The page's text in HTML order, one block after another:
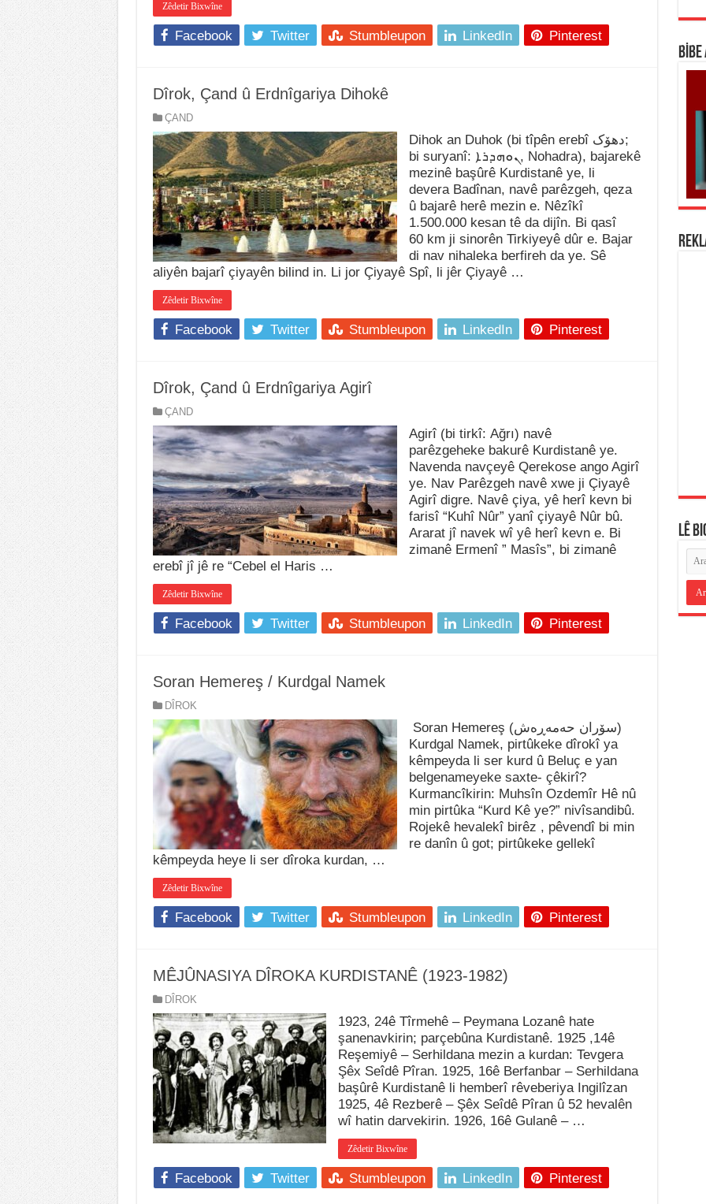
Zêdetir Bixwîne
Facebook Twitter Stumbleupon LinkedIn Pinterest
Dîrok, Çand û Erdnîgariya Dihokê
ÇAND
Dihok an Duhok (bi tîpên erebî دهۆک;
bi suryanî: ܢܘܗܕܪܐ, Nohadra), bajarekê
mezinê başûrê Kurdistanê ye, li
devera Badînan, navê parêzgeh, qeza
û bajarê herê mezin e. Nêzîkî
1.500.000 kesan tê da dijîn. Bi qasî
60 km ji sinorên Tirkiyeyê dûr e. Bajar
di nav nihaleka berfireh da ye. Sê
aliyên bajarî çiyayên bilind in. Li jor Çiyayê Spî, li jêr Çiyayê …
Zêdetir Bixwîne
Facebook Twitter Stumbleupon LinkedIn Pinterest
Dîrok, Çand û Erdnîgariya Agirî
ÇAND
Agirî (bi tirkî: Ağrı) navê
parêzgeheke bakurê Kurdistanê ye.
Navenda navçeyê Qerekose ango Agirî
ye. Nav Parêzgeh navê xwe ji Çiyayê
Agirî digre. Navê çiya, yê herî kevn bi
farisî “Kuhî Nûr” yanî çiyayê Nûr bû.
Ararat jî navek wî yê herî kevn e. Bi
zimanê Ermenî ” Masîs”, bi zimanê
erebî jî jê re “Cebel el Haris …
Zêdetir Bixwîne
Facebook Twitter Stumbleupon LinkedIn Pinterest
Soran Hemereş / Kurdgal Namek
DÎROK
Soran Hemereş (سۆران حەمەڕەش)
Kurdgal Namek, pirtûkeke dîrokî ya
kêmpeyda li ser kurd û Beluç e yan
belgenameyeke saxte- çêkirî?
Kurmancîkirin: Muhsîn Ozdemîr Hê nû
min pirtûka “Kurd Kê ye?” nivîsandibû.
Rojekê hevalekî birêz , pêvendî bi min
re danîn û got; pirtûkeke gellekî
kêmpeyda heye li ser dîroka kurdan, …
Zêdetir Bixwîne
Facebook Twitter Stumbleupon LinkedIn Pinterest
MÊJÛNASIYA DÎROKA KURDISTANÊ (1923-1982)
DÎROK
1923, 24ê Tîrmehê – Peymana Lozanê hate
şanenavkirin; parçebûna Kurdistanê. 1925 ,14ê
Reşemiyê – Serhildana mezin a kurdan: Tevgera
Şêx Seîdê Pîran. 1925, 16ê Berfanbar – Serhildana
başûrê Kurdistanê li hemberî rêveberiya Ingilîzan
1925, 4ê Rezberê – Şêx Seîdê Pîran û 52 hevalên
wî hatin darvekirin. 1926, 16ê Gulanê – …
Zêdetir Bixwîne
Facebook Twitter Stumbleupon LinkedIn Pinterest
LÊ